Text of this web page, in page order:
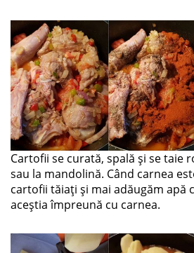
Cartofii se curată, spală și se taie
sau la mandolină. Când carnea
cartofii tăiați și mai adăugăm apă
aceștia împreună cu carnea.